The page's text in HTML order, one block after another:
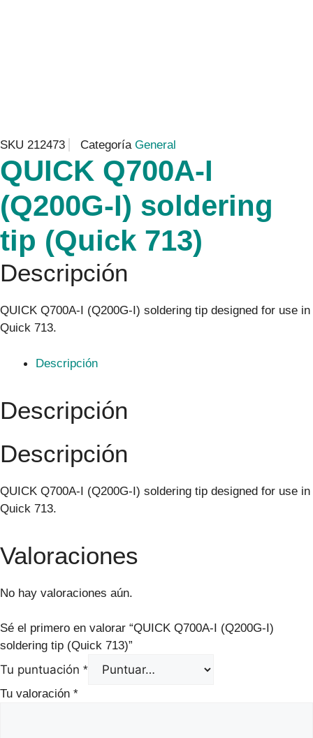
SKU 212473 Categoría General
QUICK Q700A-I
(Q200G-I) soldering
tip (Quick 713)
Descripción
QUICK Q700A-I (Q200G-I) soldering tip designed for use in
Quick 713.
Descripción
Descripción
Descripción
QUICK Q700A-I (Q200G-I) soldering tip designed for use in
Quick 713.
Valoraciones
No hay valoraciones aún.
Sé el primero en valorar “QUICK Q700A-I (Q200G-I)
soldering tip (Quick 713)”
Tu puntuación *
Tu valoración *